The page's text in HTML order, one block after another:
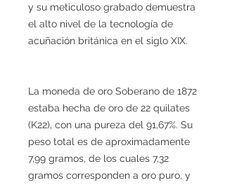
y su meticuloso grabado demuestra
el alto nivel de la tecnología de
acuñación británica en el siglo XIX.
La moneda de oro Soberano de 1872
estaba hecha de oro de 22 quilates
(K22), con una pureza del 91,67%. Su
peso total es de aproximadamente
7,99 gramos, de los cuales 7,32
gramos corresponden a oro puro, y